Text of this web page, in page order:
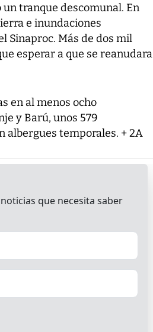
tranque descomunal. En
e inundaciones
Sinaproc. Más de dos mil
esperar a que se reanudara
en al menos ocho
y Barú, unos 579
albergues temporales. + 2A